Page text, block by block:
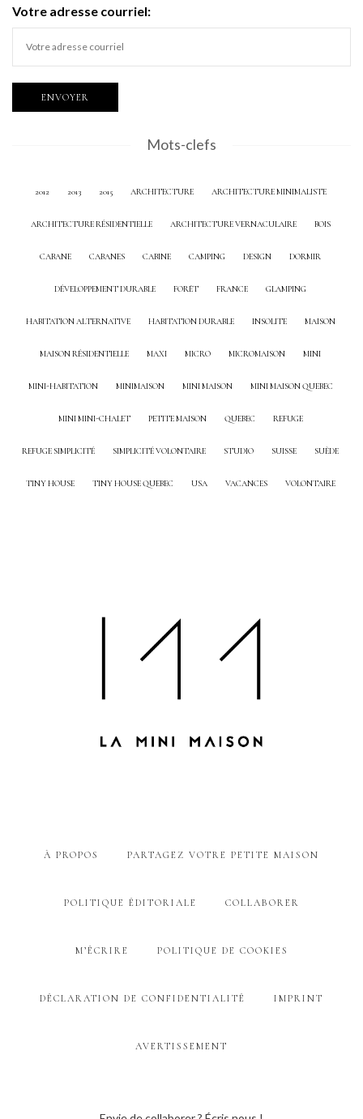
Votre adresse courriel:
Mots-clefs
2012 2013 2015 ARCHITECTURE ARCHITECTURE MINIMALISTE
ARCHITECTURE RÉSIDENTIELLE ARCHITECTURE VERNACULAIRE BOIS
CABANE CABANES CABINE CAMPING DESIGN DORMIR
DÉVELOPPEMENT DURABLE FORÊT FRANCE GLAMPING
HABITATION ALTERNATIVE HABITATION DURABLE INSOLITE MAISON
MAISON RÉSIDENTIELLE MAXI MICRO MICROMAISON MINI
MINI-HABITATION MINIMAISON MINI MAISON MINI MAISON QUEBEC
MINI MINI-CHALET PETITE MAISON QUEBEC REFUGE
REFUGE SIMPLICITÉ SIMPLICITÉ VOLONTAIRE STUDIO SUISSE SUÈDE
TINY HOUSE TINY HOUSE QUEBEC USA VACANCES VOLONTAIRE
À PROPOS PARTAGEZ VOTRE PETITE MAISON
POLITIQUE ÉDITORIALE COLLABORER
M’ÉCRIRE POLITIQUE DE COOKIES
DÉCLARATION DE CONFIDENTIALITÉ IMPRINT
AVERTISSEMENT